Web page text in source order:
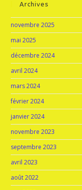
Archives
novembre 2025
mai 2025
décembre 2024
avril 2024
mars 2024
février 2024
janvier 2024
novembre 2023
septembre 2023
avril 2023
août 2022